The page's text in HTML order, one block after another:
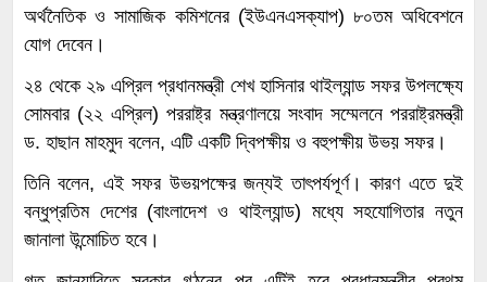
অর্থনৈতিক ও সামাজিক কমিশনের (ইউএনএসক্যাপ) ৮০তম অধিবেশনে
যোগ দেবেন।
২৪ থেকে ২৯ এপ্রিল প্রধানমন্ত্রী শেখ হাসিনার থাইল্যান্ড সফর উপলক্ষ্যে
সোমবার (২২ এপ্রিল) পররাষ্ট্র মন্ত্রণালয়ে সংবাদ সম্মেলনে পররাষ্ট্রমন্ত্রী
ড. হাছান মাহমুদ বলেন, এটি একটি দ্বিপক্ষীয় ও বহুপক্ষীয় উভয় সফর।
তিনি বলেন, এই সফর উভয়পক্ষের জন্যই তাৎপর্যপূর্ণ। কারণ এতে দুই
বন্ধুপ্রতিম দেশের (বাংলাদেশ ও থাইল্যান্ড) মধ্যে সহযোগিতার নতুন
জানালা উন্মোচিত হবে।